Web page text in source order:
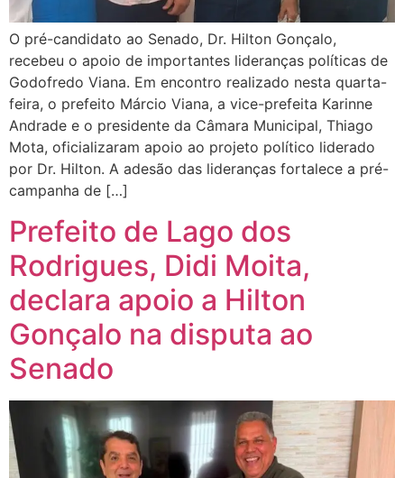
O pré-candidato ao Senado, Dr. Hilton Gonçalo,
recebeu o apoio de importantes lideranças políticas de
Godofredo Viana. Em encontro realizado nesta quarta-
feira, o prefeito Márcio Viana, a vice-prefeita Karinne
Andrade e o presidente da Câmara Municipal, Thiago
Mota, oficializaram apoio ao projeto político liderado
por Dr. Hilton. A adesão das lideranças fortalece a pré-
campanha de […]
Prefeito de Lago dos
Rodrigues, Didi Moita,
declara apoio a Hilton
Gonçalo na disputa ao
Senado